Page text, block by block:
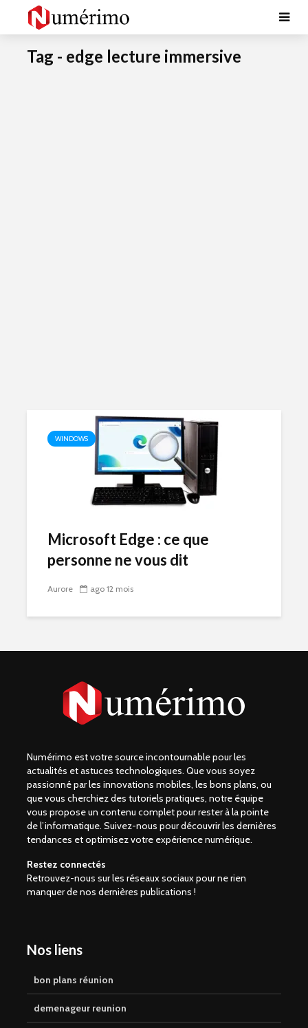
Tag - edge lecture immersive
WINDOWS
Microsoft Edge : ce que
personne ne vous dit
Aurore ago 12 mois
Numérimo est votre source incontournable pour les
actualités et astuces technologiques. Que vous soyez
passionné par les innovations mobiles, les bons plans, ou
que vous cherchiez des tutoriels pratiques, notre équipe
vous propose un contenu complet pour rester à la pointe
de l’informatique. Suivez-nous pour découvrir les dernières
tendances et optimisez votre expérience numérique.
Restez connectés
Retrouvez-nous sur les réseaux sociaux pour ne rien
manquer de nos dernières publications !
Nos liens
bon plans réunion
demenageur reunion